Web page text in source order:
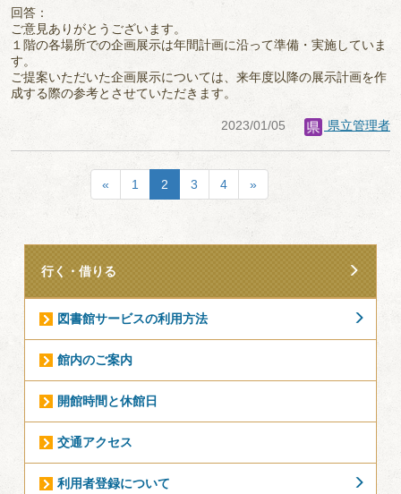
回答：
ご意見ありがとうございます。
１階の各場所での企画展示は年間計画に沿って準備・実施していま
す。
ご提案いただいた企画展示については、来年度以降の展示計画を作
成する際の参考とさせていただきます。
2023/01/05 県立管理者
« 1 2 3 4 »
行く・借りる
図書館サービスの利用方法
館内のご案内
開館時間と休館日
交通アクセス
利用者登録について